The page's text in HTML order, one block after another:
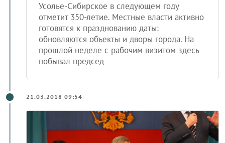
Усолье-Сибирское в следующем году
отметит 350-летие. Местные власти активно
готовятся к празднованию даты:
обновляются объекты и дворы города. На
прошлой неделе с рабочим визитом здесь
побывал председ
21.03.2018 09:54